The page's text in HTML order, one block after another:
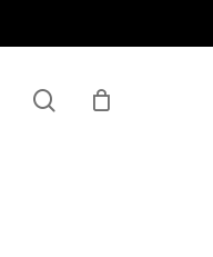
search